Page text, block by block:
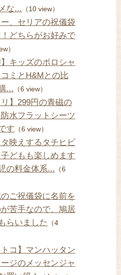
な... （10 view）
、セリアの祝儀袋
どちらがお好みで
）
】キッズのポロシャ
ミとH&Mとの比
... （6 view）
リ】299円の青磁の
水フラットシーツ
す （6 view）
映えするタチヒビ
どもも楽しめます
の料金体系... （6
ご祝儀袋に名前を
苦手なので、鳩居
らいました
（4
トコ】マンハッタン
ジのメッセンジャ